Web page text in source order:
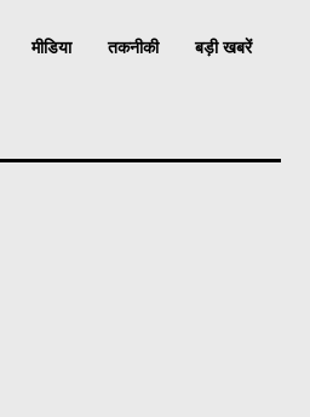
मीडिया तकनीकी बड़ी खबरें